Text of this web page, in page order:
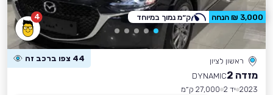
4
ראשון לציון 44 צפו ברכב זה
מזדה 2
DYNAMIC
2023 יד 2
27,000 ק״מ
3,000 ₪ הנחה ק״מ נמוך במיוחד